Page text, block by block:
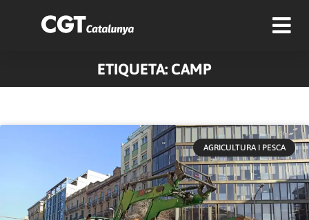
ETIQUETA: CAMP
AGRICULTURA I PESCA